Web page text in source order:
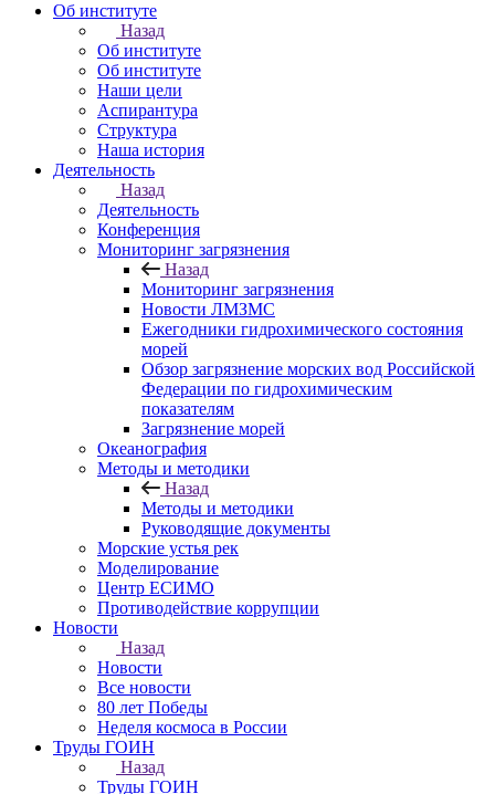
Об институте
Назад
Об институте
Об институте
Наши цели
Аспирантура
Структура
Наша история
Деятельность
Назад
Деятельность
Конференция
Мониторинг загрязнения
Назад
Мониторинг загрязнения
Новости ЛМЗМС
Ежегодники гидрохимического состояния
морей
Обзор загрязнение морских вод Российской
Федерации по гидрохимическим
показателям
Загрязнение морей
Океанография
Методы и методики
Назад
Методы и методики
Руководящие документы
Морские устья рек
Моделирование
Центр ЕСИМО
Противодействие коррупции
Новости
Назад
Новости
Все новости
80 лет Победы
Неделя космоса в России
Труды ГОИН
Назад
Труды ГОИН